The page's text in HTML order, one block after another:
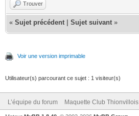
Trouver
« Sujet précédent Sujet suivant »
Voir une version imprimable
Utilisateur(s) parcourant ce sujet : 1 visiteur(s)
L’équipe du forum Maquette Club Thionvillois